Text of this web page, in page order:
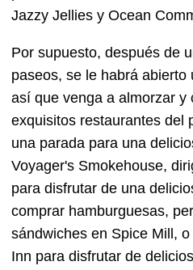
Jazzy Jellies y Ocean
Por supuesto, después de
paseos, se le habrá abierto
así que venga a almorzar y
exquisitos restaurantes del
una parada para una
Voyager's Smokehouse,
para disfrutar de una
comprar hamburguesas,
sándwiches en Spice Mill,
Inn para disfrutar de